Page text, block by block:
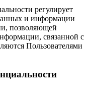
регулирует
и информации
позволяющей
связанной с
Пользователями